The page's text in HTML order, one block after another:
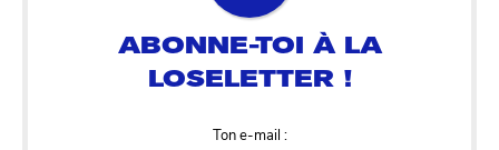
Ton e-mail :